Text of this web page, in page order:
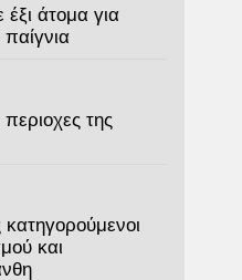
άτομα για
της
κατηγορούμενοι
και